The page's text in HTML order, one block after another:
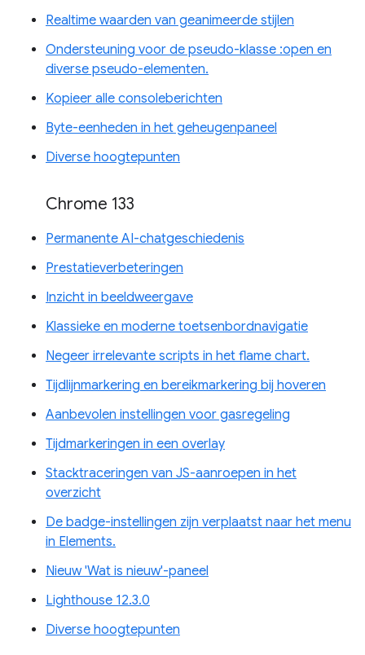
Realtime waarden van geanimeerde stijlen
Ondersteuning voor de pseudo-klasse :open en
diverse pseudo-elementen.
Kopieer alle consoleberichten
Byte-eenheden in het geheugenpaneel
Diverse hoogtepunten
Chrome 133
Permanente AI-chatgeschiedenis
Prestatieverbeteringen
Inzicht in beeldweergave
Klassieke en moderne toetsenbordnavigatie
Negeer irrelevante scripts in het flame chart.
Tijdlijnmarkering en bereikmarkering bij hoveren
Aanbevolen instellingen voor gasregeling
Tijdmarkeringen in een overlay
Stacktraceringen van JS-aanroepen in het
overzicht
De badge-instellingen zijn verplaatst naar het menu
in Elements.
Nieuw 'Wat is nieuw'-paneel
Lighthouse 12.3.0
Diverse hoogtepunten